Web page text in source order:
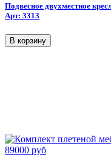
Подвесное двухместное
Арт: 3313
89000 руб